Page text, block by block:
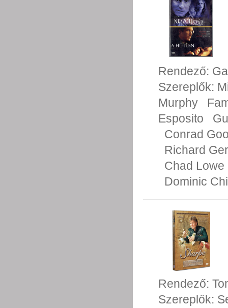
Rendező:
Szereplők:
Murphy
Esposito
Conrad
Richard
Chad Lowe
Dominic
Rendező:
Szereplők: